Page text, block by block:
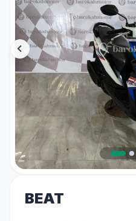
BEAT